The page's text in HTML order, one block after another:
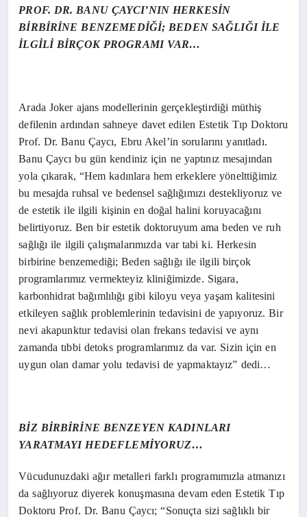
PROF. DR. BANU ÇAYCI’NIN HERKESİN
BİRBİRİNE BENZEMEDİĞİ; BEDEN SAĞLIĞI İLE
İLGİLİ BİRÇOK PROGRAMI VAR…
Arada Joker ajans modellerinin gerçekleştirdiği müthiş
defilenin ardından sahneye davet edilen Estetik Tıp Doktoru
Prof. Dr. Banu Çaycı, Ebru Akel’in sorularını yanıtladı.
Banu Çaycı bu gün kendiniz için ne yaptınız mesajından
yola çıkarak, “Hem kadınlara hem erkeklere yönelttiğimiz
bu mesajda ruhsal ve bedensel sağlığımızı destekliyoruz ve
de estetik ile ilgili kişinin en doğal halini koruyacağını
belirtiyoruz. Ben bir estetik doktoruyum ama beden ve ruh
sağlığı ile ilgili çalışmalarımızda var tabi ki. Herkesin
birbirine benzemediği; Beden sağlığı ile ilgili birçok
programlarımız vermekteyiz kliniğimizde. Sigara,
karbonhidrat bağımlılığı gibi kiloyu veya yaşam kalitesini
etkileyen sağlık problemlerinin tedavisini de yapıyoruz. Bir
nevi akapunktur tedavisi olan frekans tedavisi ve aynı
zamanda tıbbi detoks programlarımız da var. Sizin için en
uygun olan damar yolu tedavisi de yapmaktayız” dedi…
BİZ BİRBİRİNE BENZEYEN KADINLARI
YARATMAYI HEDEFLEMİYORUZ…
Vücudunuzdaki ağır metalleri farklı programımızla atmanızı
da sağlıyoruz diyerek konuşmasına devam eden Estetik Tıp
Doktoru Prof. Dr. Banu Çaycı; “Sonuçta sizi sağlıklı bir